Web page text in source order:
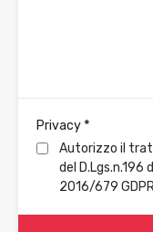
Privacy *
Autorizzo il
del
2016/679